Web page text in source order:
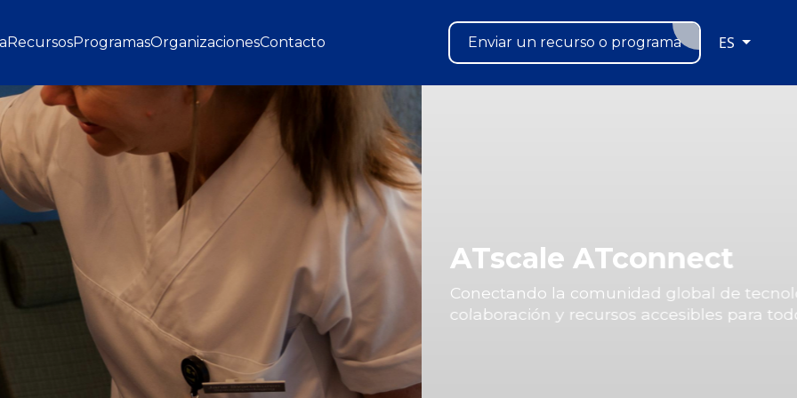
RecursosProgramasOrganizacionesContacto Enviar un recurso o programa ES
apoyo a través de la